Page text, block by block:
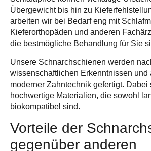
Übergewicht bis hin zu
arbeiten wir bei Bedarf eng mit
Kieferorthopäden und anderen
die bestmögliche Behandlung für Sie
Unsere Schnarchschienen werden
wissenschaftlichen Erkenntnissen und
moderner Zahntechnik gefertigt. Dabei
hochwertige Materialien, die sowohl
biokompatibel sind.
Vorteile der
gegenüber anderen